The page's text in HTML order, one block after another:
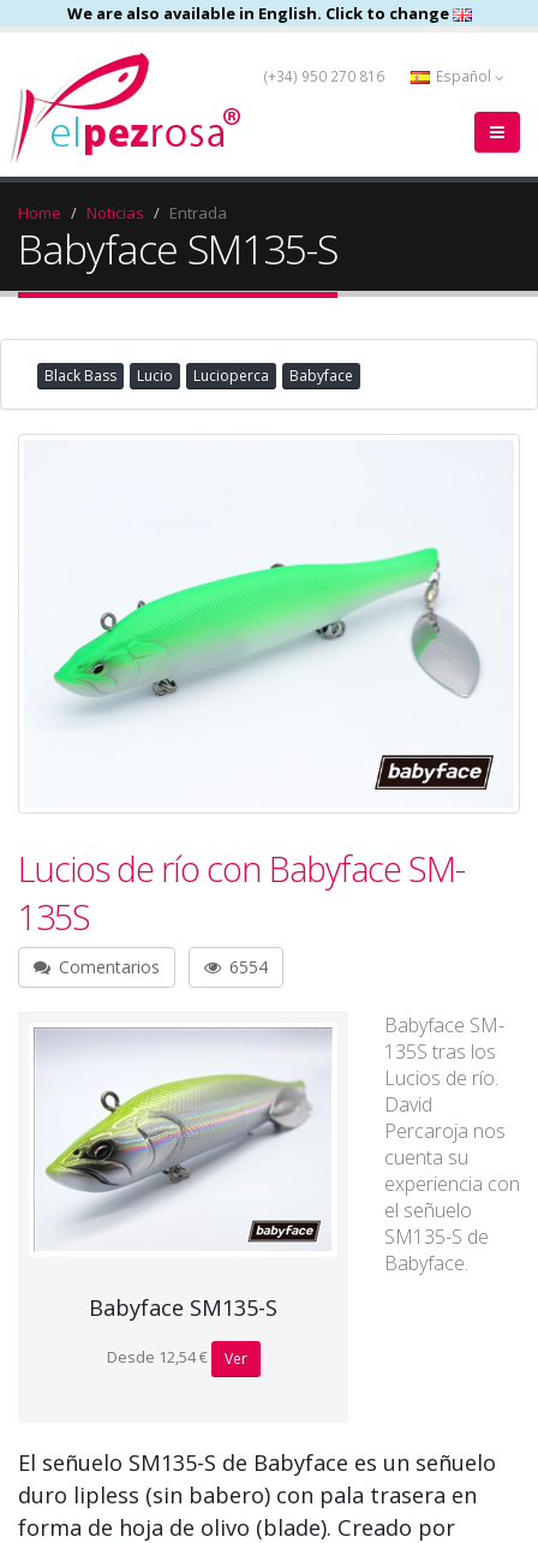
We are also available in English. Click to change
(+34) 950 270 816 Español
Home Noticias Entrada
Babyface SM135-S
Black Bass Lucio Lucioperca Babyface
Lucios de río con Babyface SM-
135S
Comentarios 6554
Babyface SM135-S
Desde 12,54 € Ver
Babyface SM-
135S tras los
Lucios de río.
David
Percaroja nos
cuenta su
experiencia con
el señuelo
SM135-S de
Babyface.
El señuelo SM135-S de Babyface es un señuelo
duro lipless (sin babero) con pala trasera en
forma de hoja de olivo (blade). Creado por